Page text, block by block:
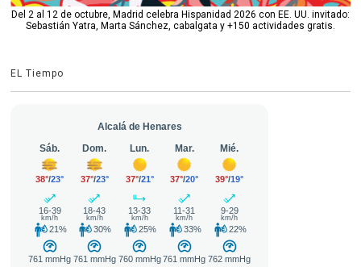
Del 2 al 12 de octubre, Madrid celebra Hispanidad 2026 con EE. UU. invitado:
Sebastián Yatra, Marta Sánchez, cabalgata y +150 actividades gratis.
EL Tiempo